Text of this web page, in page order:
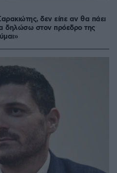
δεν είπε αν θα πάει
δηλώσω στον πρόεδρο της